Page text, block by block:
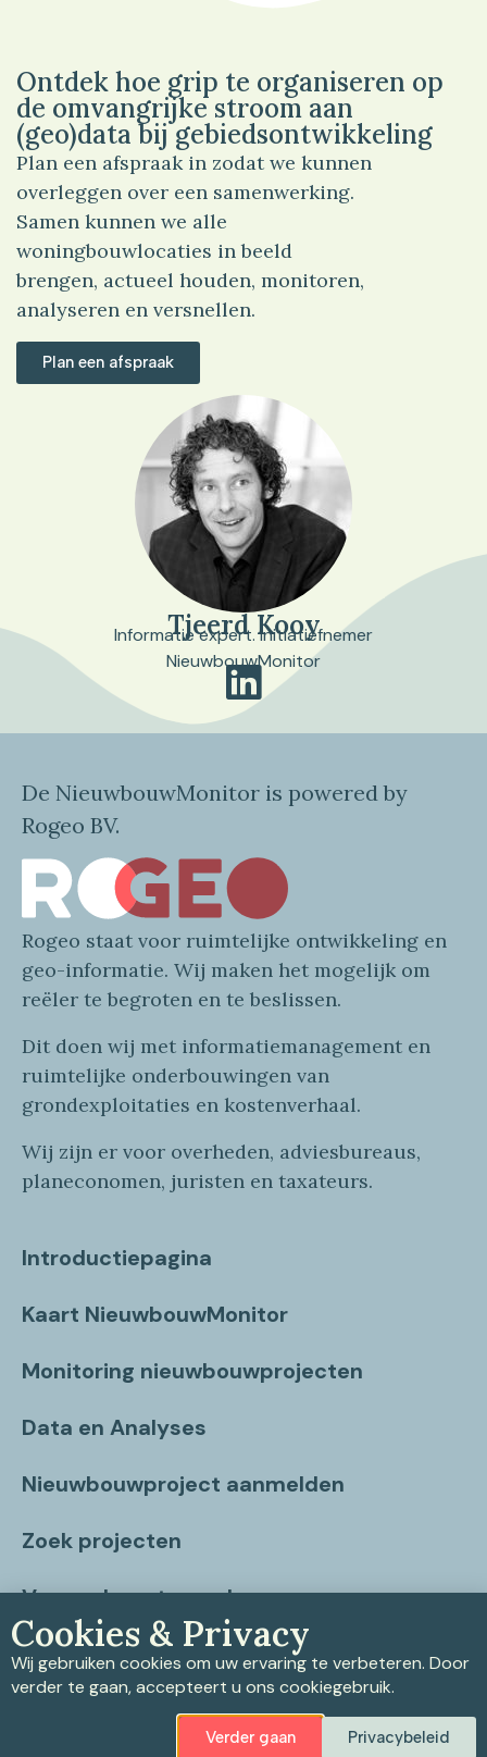
Ontdek hoe grip te organiseren op
de omvangrijke stroom aan
(geo)data bij gebiedsontwikkeling
Plan een afspraak in zodat we kunnen
overleggen over een samenwerking.
Samen kunnen we alle
woningbouwlocaties in beeld
brengen, actueel houden, monitoren,
analyseren en versnellen.
Plan een afspraak
Tjeerd Kooy
Informatie expert. Initiatiefnemer
NieuwbouwMonitor
De NieuwbouwMonitor is powered by
Rogeo BV.
Rogeo staat voor ruimtelijke ontwikkeling en
geo-informatie. Wij maken het mogelijk om
reëler te begroten en te beslissen.
Dit doen wij met informatiemanagement en
ruimtelijke onderbouwingen van
grondexploitaties en kostenverhaal.
Wij zijn er voor overheden, adviesbureaus,
planeconomen, juristen en taxateurs.
Introductiepagina
Kaart NieuwbouwMonitor
Monitoring nieuwbouwprojecten
Data en Analyses
Nieuwbouwproject aanmelden
Zoek projecten
Vragen beantwoord
Contact
Cookiebeleid
Cookies & Privacy
Wij gebruiken cookies om uw ervaring te verbeteren. Door
verder te gaan, accepteert u ons cookiegebruik.
Verder gaan Privacybeleid